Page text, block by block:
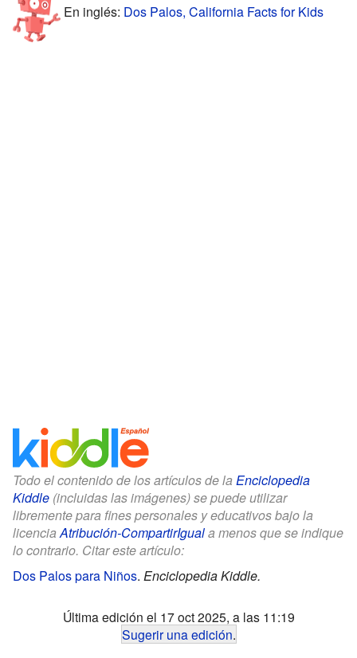
En inglés: Dos Palos, California Facts for Kids
Todo el contenido de los artículos de la Enciclopedia
Kiddle (incluidas las imágenes) se puede utilizar
libremente para fines personales y educativos bajo la
licenciaAtribución-CompartirIguala menos que se indique
lo contrario. Citar este artículo:
Dos Palos para Niños. Enciclopedia Kiddle.
Última edición el 17 oct 2025, a las 11:19
Sugerir una edición.